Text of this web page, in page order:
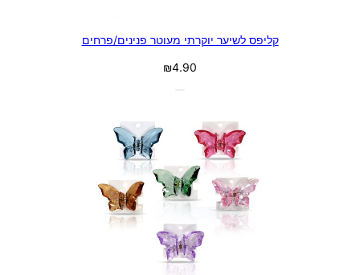
קליפס לשיער יוקרתי מעוטר פנינים/פרחים
₪4.90